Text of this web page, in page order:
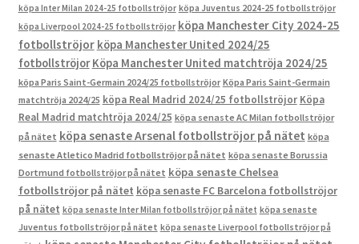
köpa Inter Milan 2024-25 fotbollströjor köpa Juventus 2024-25 fotbollströjor
köpa Liverpool 2024-25 fotbollströjor köpa Manchester City 2024-25
fotbollströjor köpa Manchester United 2024/25
fotbollströjor Köpa Manchester United matchtröja 2024/25
köpa Paris Saint-Germain 2024/25 fotbollströjor Köpa Paris Saint-Germain
matchtröja 2024/25 köpa Real Madrid 2024/25 fotbollströjor Köpa
Real Madrid matchtröja 2024/25 köpa senaste AC Milan fotbollströjor
på nätet köpa senaste Arsenal fotbollströjor på nätet köpa
senaste Atletico Madrid fotbollströjor på nätet köpa senaste Borussia
Dortmund fotbollströjor på nätet köpa senaste Chelsea
fotbollströjor på nätet köpa senaste FC Barcelona fotbollströjor
på nätet köpa senaste Inter Milan fotbollströjor på nätet köpa senaste
Juventus fotbollströjor på nätet köpa senaste Liverpool fotbollströjor på